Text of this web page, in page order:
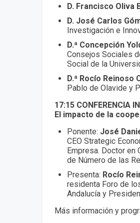
D. Francisco Oliva
D. José Carlos
Investigación e
D.ª Concepción
Consejos Sociales
Social de la
D.ª Rocío Reinoso
Pablo de Olavide y
17:15 CONFERENCIA
El impacto de la
Ponente: José
CEO Strategic
Empresa. Doctor en
de Número de las
Presenta: Rocío
residenta Foro de
Andalucía y
Más información y